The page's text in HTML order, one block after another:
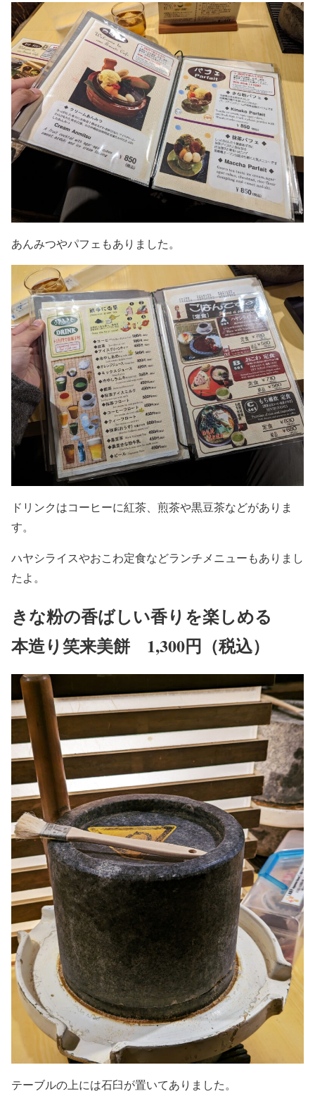
あんみつやパフェもありました。
ドリンクはコーヒーに紅茶、煎茶や黒豆茶などがありま
す。
ハヤシライスやおこわ定食などランチメニューもありまし
たよ。
きな粉の香ばしい香りを楽しめる
本造り笑来美餅 1,300円（税込）
テーブルの上には石臼が置いてありました。